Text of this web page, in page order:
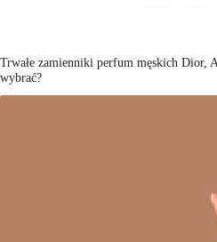
Trwałe zamienniki perfum męskich Dior,
wybrać?